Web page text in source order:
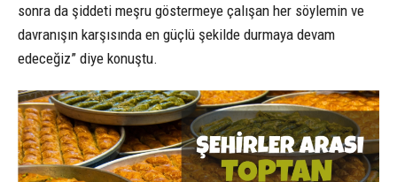
sonra da şiddeti meşru göstermeye çalışan her söylemin ve
davranışın karşısında en güçlü şekilde durmaya devam
edeceğiz” diye konuştu.